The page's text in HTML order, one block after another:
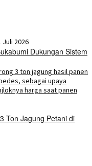
Juli 2026
Dukungan Sistem
Ton Jagung Petani di